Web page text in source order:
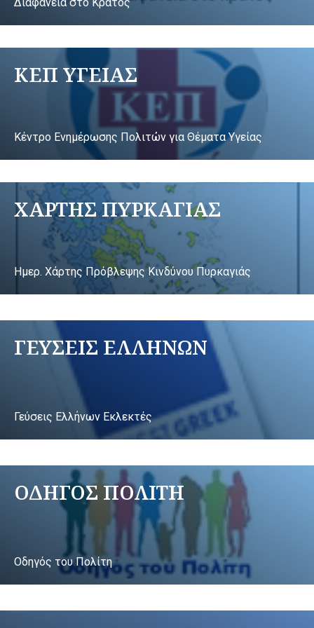
ΚΕΠ ΥΓΕΙΑΣ
Κέντρο Ενημέρωσης Πολιτών για Θέματα Υγείας
ΧΑΡΤΗΣ ΠΥΡΚΑΓΙΑΣ
Ημερ. Χάρτης Πρόβλεψης Κινδύνου Πυρκαγιάς
ΓΕΥΣΕΙΣ ΕΛΛΗΝΩΝ
Γεύσεις Ελλήνων Εκλεκτές
ΟΔΗΓΟΣ ΠΟΛΙΤΗ
Οδηγός του Πολίτη